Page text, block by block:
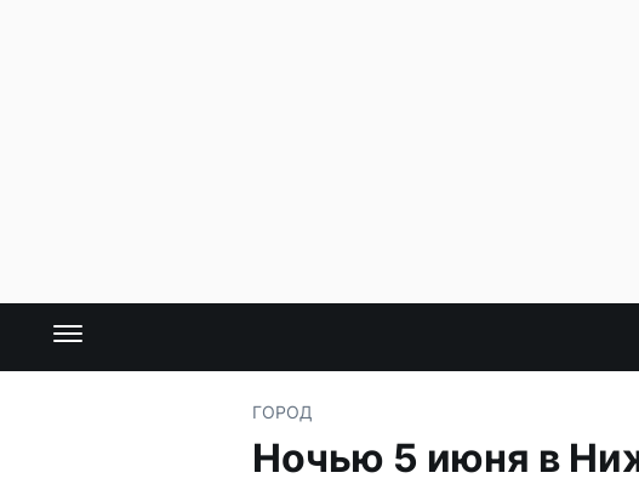
ГОРОД
Ночью 5 июня в